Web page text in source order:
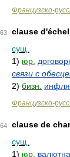
Французско-
63
clause
сущ.
1) юр.
связи с
2) бизн.
Французско-
64
clause de
сущ.
1) юр.